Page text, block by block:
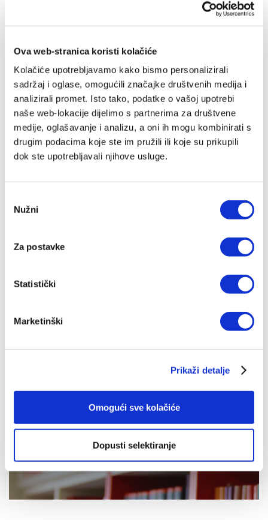
Ova web-stranica koristi kolačiće
Kolačiće upotrebljavamo kako bismo personalizirali
sadržaj i oglase, omogućili značajke društvenih medija i
analizirali promet. Isto tako, podatke o vašoj upotrebi
naše web-lokacije dijelimo s partnerima za društvene
medije, oglašavanje i analizu, a oni ih mogu kombinirati s
drugim podacima koje ste im pružili ili koje su prikupili
dok ste upotrebljavali njihove usluge.
pristanka
Nužni
Za postavke
Statistički
Marketinški
Prikaži detalje
Omogući sve kolačiće
Dopusti selektiranje
IZDANJA NAKLADE VERBUM